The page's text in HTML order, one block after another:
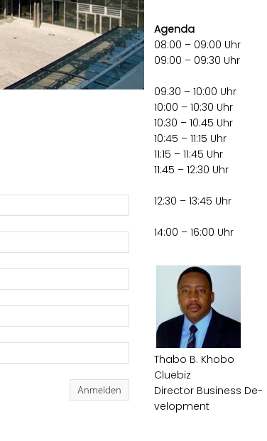
Anmelden
Agen­da
08:00 – 09:00 Uhr
09:00 – 09:30 Uhr
09:30 – 10:00 Uhr
10:00 – 10:30 Uhr
10:30 – 10:45 Uhr
10:45 – 11:15 Uhr
11:15 – 11:45 Uhr
11:45 – 12:30 Uhr
12:30 – 13:45 Uhr
14:00 – 16:00 Uhr
Thabo B. Khobo
Clue­biz
Di­rec­tor Busi­ness De­
ve­lop­ment